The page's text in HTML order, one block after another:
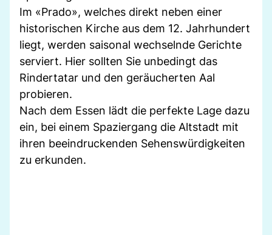
Im «Prado», welches direkt neben einer
historischen Kirche aus dem 12. Jahrhundert
liegt, werden saisonal wechselnde Gerichte
serviert. Hier sollten Sie unbedingt das
Rindertatar und den geräucherten Aal
probieren.
Nach dem Essen lädt die perfekte Lage dazu
ein, bei einem Spaziergang die Altstadt mit
ihren beeindruckenden Sehenswürdigkeiten
zu erkunden.